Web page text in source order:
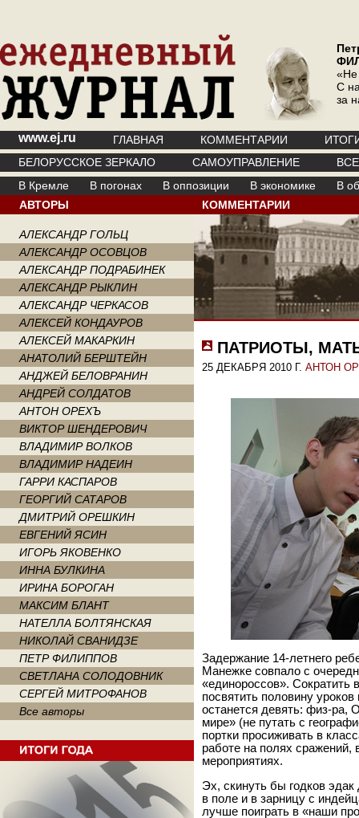
«Не
С
за
www.ej.ru ГЛАВНАЯ КОММЕНТАРИИ
БЕЛОРУССКОЕ ЗЕРКАЛО
САМОУПРАВЛЕНИЕ
В Кремле
В погонах В оппозиции В экономике
В
АВТОРЫ
АЛЕКСАНДР ГОЛЬЦ
АЛЕКСАНДР ОСОВЦОВ
АЛЕКСАНДР ПОДРАБИНЕК
АЛЕКСАНДР РЫКЛИН
АЛЕКСАНДР ЧЕРКАСОВ
АЛЕКСЕЙ КОНДАУРОВ
АЛЕКСЕЙ МАКАРКИН
АНАТОЛИЙ БЕРШТЕЙН
АНДЖЕЙ БЕЛОВРАНИН
АНДРЕЙ СОЛДАТОВ
АНТОН ОРЕХЪ
ВИКТОР ШЕНДЕРОВИЧ
ВЛАДИМИР ВОЛКОВ
ВЛАДИМИР НАДЕИН
ГАРРИ КАСПАРОВ
ГЕОРГИЙ САТАРОВ
ДМИТРИЙ ОРЕШКИН
ЕВГЕНИЙ ЯСИН
ИГОРЬ ЯКОВЕНКО
ИННА БУЛКИНА
ИРИНА БОРОГАН
МАКСИМ БЛАНТ
НАТЕЛЛА БОЛТЯНСКАЯ
НИКОЛАЙ СВАНИДЗЕ
ПЕТР ФИЛИППОВ
СВЕТЛАНА СОЛОДОВНИК
СЕРГЕЙ МИТРОФАНОВ
Все авторы
КОММЕНТАРИИ
ПАТРИОТЫ,
25 ДЕКАБРЯ 2010 Г. АНТОН
Задержание 14-летнего
Манежке совпало с
«единороссов». Сократить
посвятить половину
останется девять: физ-ра,
мире» (не путать с
портки просиживать в
работе на полях сражений,
мероприятиях.
Эх, скинуть бы годков
в поле и в зарницу с
лучше поиграть в «наши